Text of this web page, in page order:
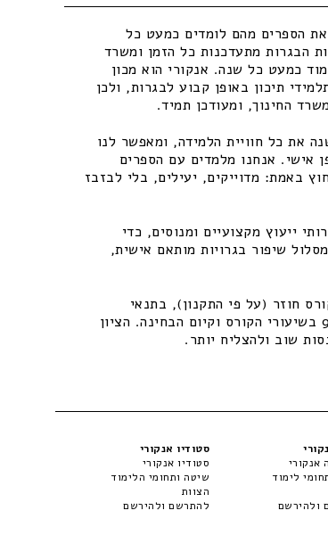
הספרים מהם לומדים כמעט כל
הבגרות מתעדכנות כל הזמן ומשרד
כמעט כל שנה. אנקורי הוא מכון
תיכון באופן קבוע לבגרות, ולכן
החינוך, ומעודכן תמיד.
את כל חוויית הלמידה, ומאפשר לנו
אישי. אנחנו מלמדים עם הספרים
באמת: מדוייקים, יעילים, בלי לבזבז
ייעוץ מקצועיים ומנוסים, כדי
שיפור בגרויות מותאם אישית,
חוזר (על פי התקנון), בתנאי
שיתקיימו התנאים – נוכחות של לפחות 90% בשיעורי הקורס וקיום הבחינה. הציון
שוב ולהצליח יותר.
אנקורי
לימוד
ולהירשם
סטודיו אנקורי
סטודיו אנקורי
שיטה ותחומי הלימוד
הצוות
להתרשם ולהירשם